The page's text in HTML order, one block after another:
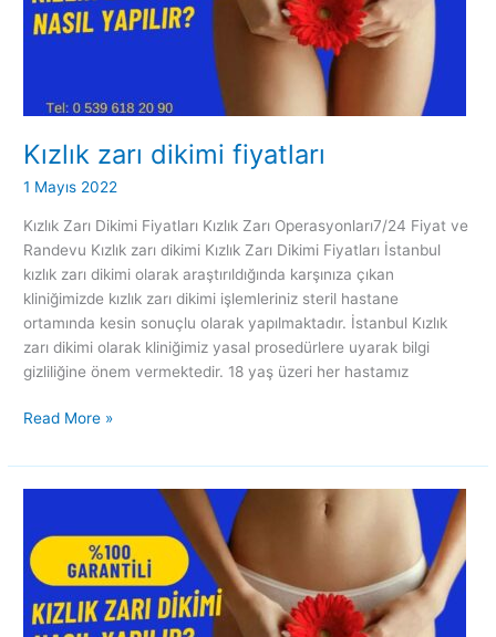
Kızlık zarı dikimi fiyatları
1 Mayıs 2022
Kızlık Zarı Dikimi Fiyatları Kızlık Zarı Operasyonları7/24 Fiyat ve
Randevu Kızlık zarı dikimi Kızlık Zarı Dikimi Fiyatları İstanbul
kızlık zarı dikimi olarak araştırıldığında karşınıza çıkan
kliniğimizde kızlık zarı dikimi işlemleriniz steril hastane
ortamında kesin sonuçlu olarak yapılmaktadır. İstanbul Kızlık
zarı dikimi olarak kliniğimiz yasal prosedürlere uyarak bilgi
gizliliğine önem vermektedir. 18 yaş üzeri her hastamız
Read More »
muayenesi